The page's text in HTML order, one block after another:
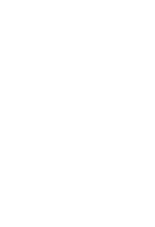
när de designar och
tid och kraft på att
och smarta detaljer,
nya uppdaterade
och fabriker och
värderingar
andra viktiga etiska
leverantörer och
av våra processer
kräver en längre
i stilar och kvaliteter